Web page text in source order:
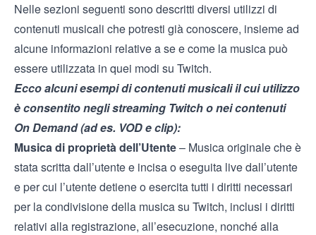
Nelle sezioni seguenti sono descritti diversi utilizzi di
contenuti musicali che potresti già conoscere, insieme ad
alcune informazioni relative a se e come la musica può
essere utilizzata in quei modi su Twitch.
Ecco alcuni esempi di contenuti musicali il cui utilizzo
è consentito negli streaming Twitch o nei contenuti
On Demand (ad es. VOD e clip):
Musica di proprietà dell’Utente– Musica originale che è
stata scritta dall’utente e incisa o eseguita live dall’utente
e per cui l’utente detiene o esercita tutti i diritti necessari
per la condivisione della musica su Twitch, inclusi i diritti
relativi alla registrazione, all’esecuzione, nonché alla